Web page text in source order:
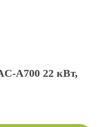
A700 22 кВт,